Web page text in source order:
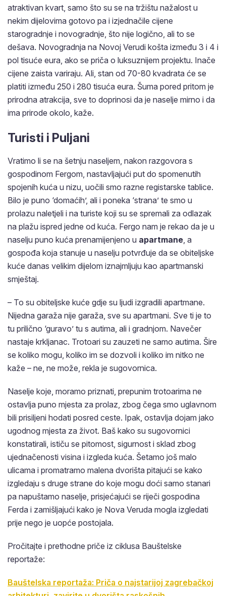
atraktivan kvart, samo što su se na tržištu nažalost u
nekim dijelovima gotovo pa i izjednačile cijene
starogradnje i novogradnje, što nije logično, ali to se
dešava. Novogradnja na Novoj Verudi košta između 3 i 4 i
pol tisuće eura, ako se priča o luksuznijem projektu. Inače
cijene zaista variraju. Ali, stan od 70-80 kvadrata će se
platiti između 250 i 280 tisuća eura. Šuma pored pritom je
prirodna atrakcija, sve to doprinosi da je naselje mirno i da
ima prirode okolo, kaže.
Turisti i Puljani
Vratimo li se na šetnju naseljem, nakon razgovora s
gospodinom Fergom, nastavljajući put do spomenutih
spojenih kuća u nizu, uočili smo razne registarske tablice.
Bilo je puno ‘domaćih’, ali i poneka ‘strana’ te smo u
prolazu naletjeli i na turiste koji su se spremali za odlazak
na plažu ispred jedne od kuća. Fergo nam je rekao da je u
naselju puno kuća prenamijenjeno u apartmane , a
gospođa koja stanuje u naselju potvrđuje da se obiteljske
kuće danas velikim dijelom iznajmljuju kao apartmanski
smještaj.
– To su obiteljske kuće gdje su ljudi izgradili apartmane.
Nijedna garaža nije garaža, sve su apartmani. Sve ti je to
tu prilično ‘guravo’ tu s autima, ali i gradnjom. Navečer
nastaje krkljanac. Trotoari su zauzeti ne samo autima. Šire
se koliko mogu, koliko im se dozvoli i koliko im nitko ne
kaže – ne, ne može, rekla je sugovornica.
Naselje koje, moramo priznati, prepunim trotoarima ne
ostavlja puno mjesta za prolaz, zbog čega smo uglavnom
bili prisiljeni hodati posred ceste. Ipak, ostavlja dojam jako
ugodnog mjesta za život. Baš kako su sugovornici
konstatirali, ističu se pitomost, sigurnost i sklad zbog
ujednačenosti visina i izgleda kuća. Šetamo još malo
ulicama i promatramo malena dvorišta pitajući se kako
izgledaju s druge strane do koje mogu doći samo stanari
pa napuštamo naselje, prisjećajući se riječi gospodina
Ferda i zamišljajući kako je Nova Veruda mogla izgledati
prije nego je uopće postojala.
Pročitajte i prethodne priče iz ciklusa Bauštelske
reportaže:
Bauštelska reportaža: Priča o najstarijoj zagrebačkoj